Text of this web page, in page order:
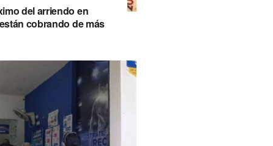
del arriendo en
cobrando de más